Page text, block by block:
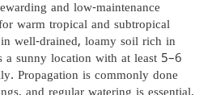
and low-maintenance
warm tropical and subtropical
well-drained, loamy soil rich in
a sunny location with at least 5–6
Propagation is commonly done